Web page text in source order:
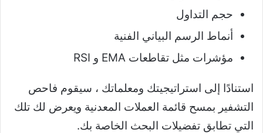
حجم التداول
أنماط الرسم البياني الفنية
مؤشرات مثل تقاطعات EMA و RSI
استنادًا إلى استراتيجيتك ومعلماتك ، سيقوم فاحص
التشفير بمسح قائمة العملات المعدنية ويعرض لك تلك
التي تطابق تفضيلات البحث الخاصة بك.